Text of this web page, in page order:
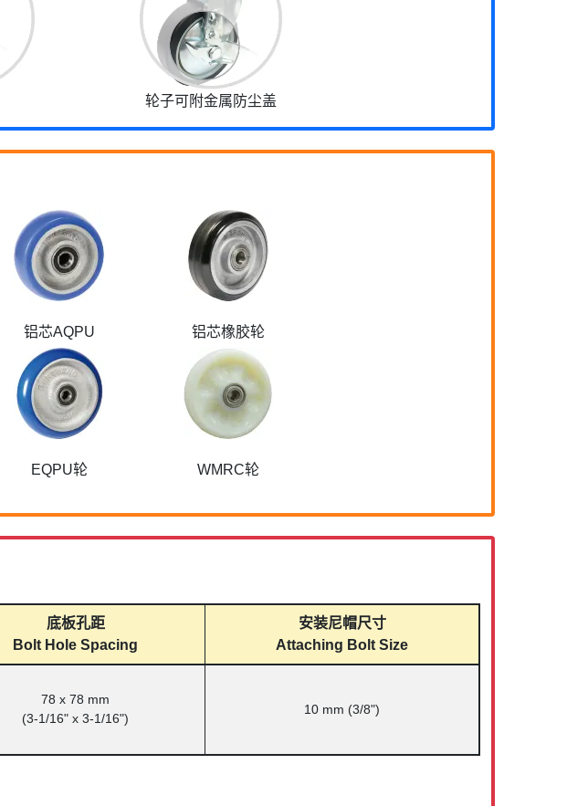
轮子可附金属防尘盖
铝芯AQPU
EQPU轮
铝芯橡胶轮
WMRC轮
底板孔距
Bolt Hole Spacing
安装尼帽尺寸
Attaching Bolt Size
78 x 78 mm
(3-1/16" x 3-1/16")
10 mm (3/8")